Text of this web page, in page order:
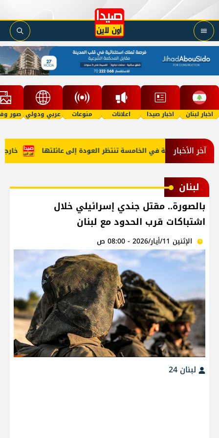
اخبار لبنان اخبار صيدا اعلانات منوعات عربي ودولي صور
آخر الأخبار خارجية "أمل"؟ طفلة في الخامسة تنتظر العودة إلى عائلتها
لبنان
بالصورة.. مقتل جندي إسرائيلي خلال
اشتباكات قرب الحدود مع لبنان
الإثنين 11/أيار/2026 - 08:00 ص
لبنان 24